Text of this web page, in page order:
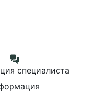
специалиста